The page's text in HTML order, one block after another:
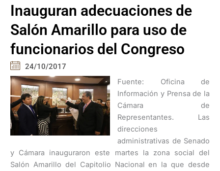
Inauguran adecuaciones de
Salón Amarillo para uso de
funcionarios del Congreso
24/10/2017
Fuente: Oficina de
Información y Prensa de la
Cámara de
Representantes. Las
direcciones
administrativas de Senado
y Cámara inauguraron este martes la zona social del
Salón Amarillo del Capitolio Nacional en la que desde